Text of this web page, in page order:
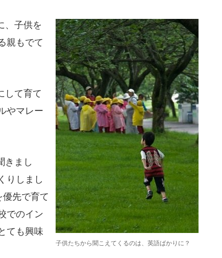
子供たちから聞こえてくるのは、英語ばかりに？
、子供を
親もでて
して育て
やマレー
きまし
りしまし
先で育て
でのイン
ても興味